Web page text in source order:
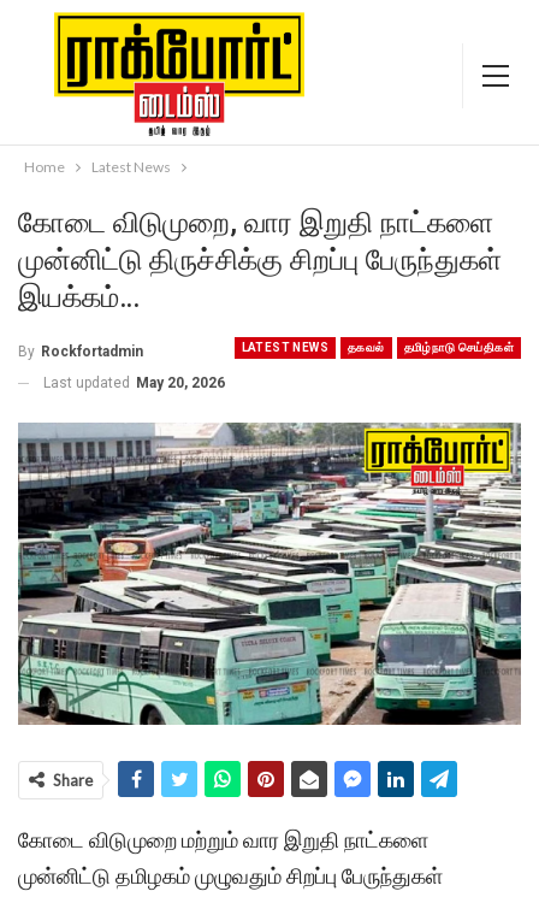
Home Latest News
கோடை விடுமுறை, வார இறுதி நாட்களை
முன்னிட்டு திருச்சிக்கு சிறப்பு பேருந்துகள்
இயக்கம்…
LATEST NEWS தகவல் தமிழ்நாடு செய்திகள்
By Rockfortadmin
Last updated May 20, 2026
Share
கோடை விடுமுறை மற்றும் வார இறுதி நாட்களை
முன்னிட்டு தமிழகம் முழுவதும் சிறப்பு பேருந்துகள்